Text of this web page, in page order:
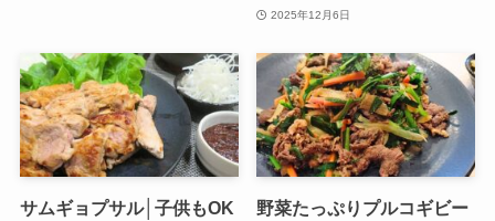
2025年12月6日
サムギョプサル│子供もOK
野菜たっぷりプルコギビー